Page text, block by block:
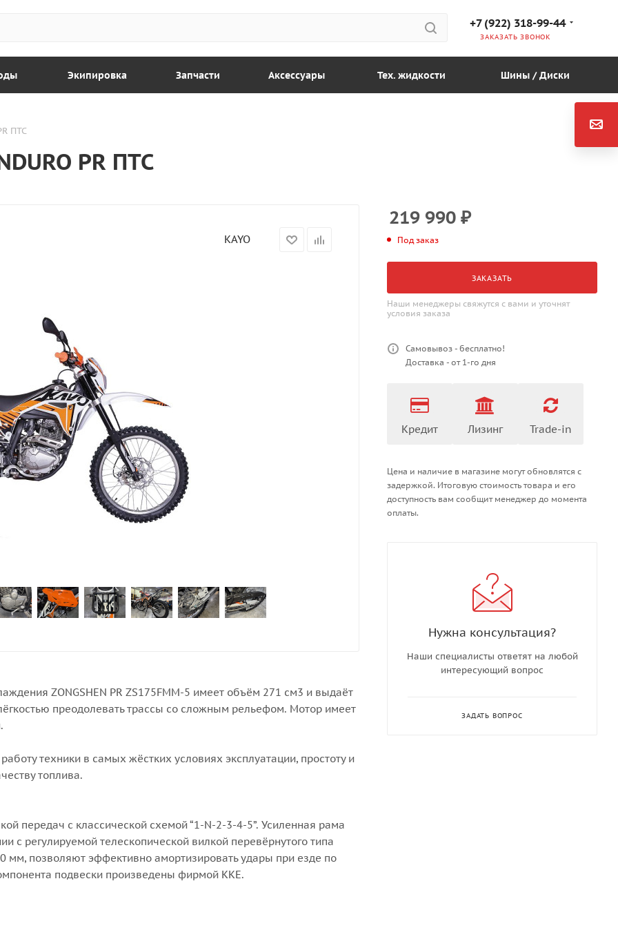
+7 (922) 318-99-44
ЗАКАЗАТЬ ЗВОНОК
Экипировка Запчасти Аксессуары Тех. жидкости Шины / Диски
ПТС
PR ПТС
KAYO
ZONGSHEN PR ZS175FMM-5 имеет объём 271 см3 и выдаёт
преодолевать трассы со сложным рельефом. Мотор имеет
техники в самых жёстких условиях эксплуатации, простоту и
топлива.
передач с классической схемой “1-N-2-3-4-5”. Усиленная рама
с регулируемой телескопической вилкой перевёрнутого типа
позволяют эффективно амортизировать удары при езде по
подвески произведены фирмой KKE.
219 990 ₽
Под заказ
ЗАКАЗАТЬ
Наши менеджеры свяжутся с вами и уточнят
условия заказа
Самовывоз - бесплатно!
Доставка - от 1-го дня
Кредит Лизинг Trade-in
Цена и наличие в магазине могут обновлятся с
задержкой. Итоговую стоимость товара и его
доступность вам сообщит менеджер до момента
оплаты.
Нужна консультация?
Наши специалисты ответят на любой
интересующий вопрос
ЗАДАТЬ ВОПРОС